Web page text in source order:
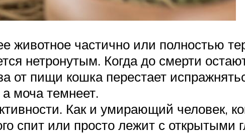
частично или полностью
нетронутым. Когда до смерти
от пищи кошка перестает
моча темнеет.
Как и умирающий человек,
спит или просто лежит с открытыми